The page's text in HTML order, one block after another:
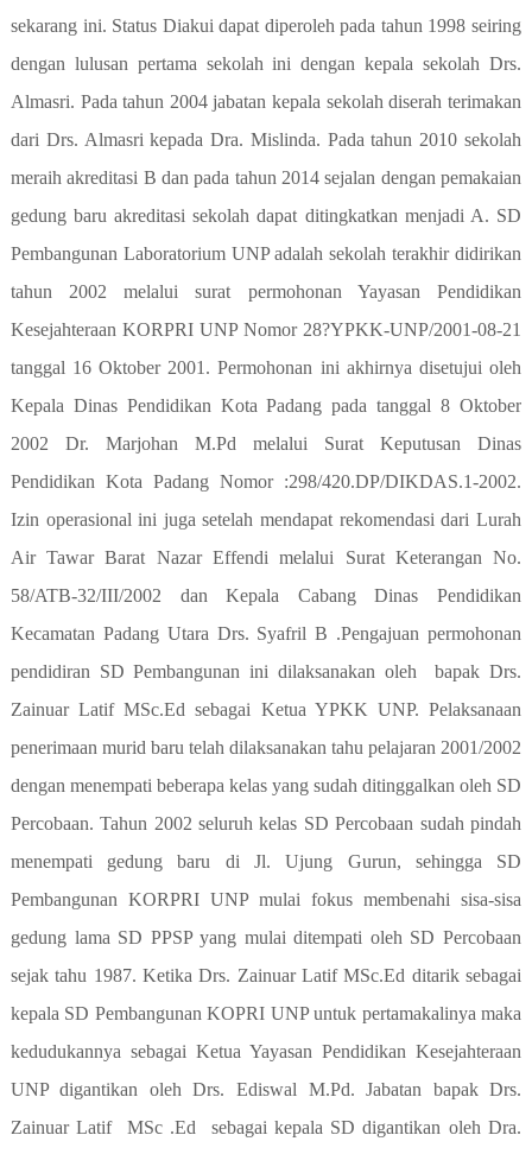
sekarang ini. Status Diakui dapat diperoleh pada tahun 1998 seiring
dengan lulusan pertama sekolah ini dengan kepala sekolah Drs.
Almasri. Pada tahun 2004 jabatan kepala sekolah diserah terimakan
dari Drs. Almasri kepada Dra. Mislinda. Pada tahun 2010 sekolah
meraih akreditasi B dan pada tahun 2014 sejalan dengan pemakaian
gedung baru akreditasi sekolah dapat ditingkatkan menjadi A. SD
Pembangunan Laboratorium UNP adalah sekolah terakhir didirikan
tahun 2002 melalui surat permohonan Yayasan Pendidikan
Kesejahteraan KORPRI UNP Nomor 28?YPKK-UNP/2001-08-21
tanggal 16 Oktober 2001. Permohonan ini akhirnya disetujui oleh
Kepala Dinas Pendidikan Kota Padang pada tanggal 8 Oktober
2002 Dr. Marjohan M.Pd melalui Surat Keputusan Dinas
Pendidikan Kota Padang Nomor :298/420.DP/DIKDAS.1-2002.
Izin operasional ini juga setelah mendapat rekomendasi dari Lurah
Air Tawar Barat Nazar Effendi melalui Surat Keterangan No.
58/ATB-32/III/2002 dan Kepala Cabang Dinas Pendidikan
Kecamatan Padang Utara Drs. Syafril B .Pengajuan permohonan
pendidiran SD Pembangunan ini dilaksanakan oleh
bapak Drs.
Zainuar Latif MSc.Ed sebagai Ketua YPKK UNP. Pelaksanaan
penerimaan murid baru telah dilaksanakan tahu pelajaran 2001/2002
dengan menempati beberapa kelas yang sudah ditinggalkan oleh SD
Percobaan. Tahun 2002 seluruh kelas SD Percobaan sudah pindah
menempati gedung baru di Jl. Ujung Gurun, sehingga SD
Pembangunan KORPRI UNP mulai fokus membenahi sisa-sisa
gedung lama SD PPSP yang mulai ditempati oleh SD Percobaan
sejak tahu 1987. Ketika Drs. Zainuar Latif MSc.Ed ditarik sebagai
kepala SD Pembangunan KOPRI UNP untuk pertamakalinya maka
kedudukannya sebagai Ketua Yayasan Pendidikan Kesejahteraan
UNP digantikan oleh Drs. Ediswal M.Pd. Jabatan bapak Drs.
Zainuar Latif
MSc .Ed
sebagai kepala SD digantikan oleh Dra.